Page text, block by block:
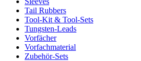
Tail Rubbers
Tool-Kit & Tool-Sets
Tungsten-Leads
Vorfächer
Vorfachmaterial
Zubehör-Sets